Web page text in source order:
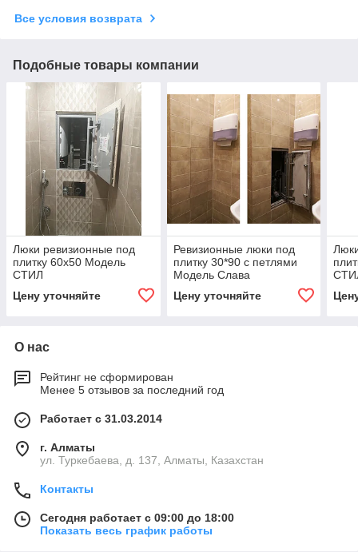
Все условия возврата
Подобные товары компании
Люки ревизионные под
плитку 60х50 Модель
СТИЛ
Цену уточняйте
Ревизионные люки под
плитку 30*90 с петлями
Модель Слава
Цену уточняйте
О нас
Рейтинг не сформирован
Менее 5 отзывов за последний год
Работает с 31.03.2014
г. Алматы
ул. Туркебаева, д. 137, Алматы, Казахстан
Контакты
Сегодня работает с 09:00 до 18:00
Показать весь график работы